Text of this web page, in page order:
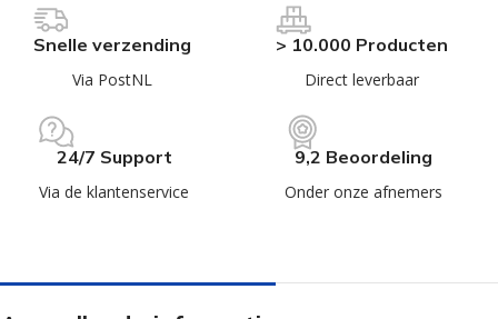
Snelle verzending
Via PostNL
> 10.000 Producten
Direct leverbaar
24/7 Support
Via de klantenservice
9,2 Beoordeling
Onder onze afnemers